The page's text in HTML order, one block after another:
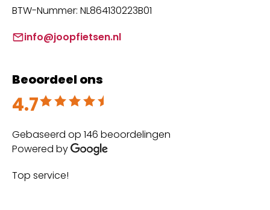
BTW-Nummer: NL864130223B01
info@joopfietsen.nl
Beoordeel ons
4.7
Beoordeeld met 4.7 uit 5
Gebaseerd op 146 beoordelingen
Powered by
Top service!